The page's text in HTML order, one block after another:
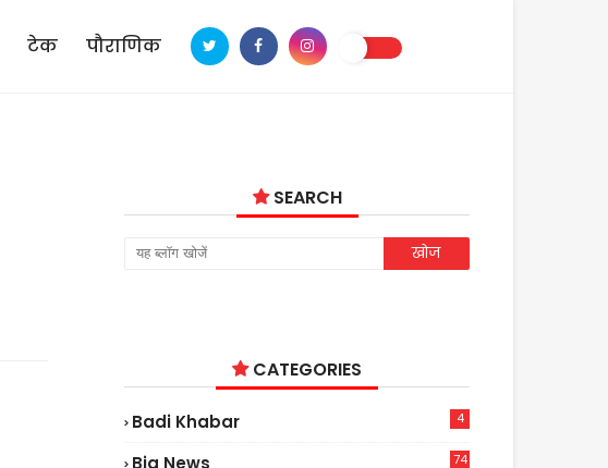
टेक पौराणिक
SEARCH
CATEGORIES
Badi Khabar 4
Big News
74